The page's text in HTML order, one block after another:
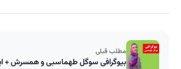
مطلب قبلی
بیوگرافی سوگل طهماسبی و همسرش +